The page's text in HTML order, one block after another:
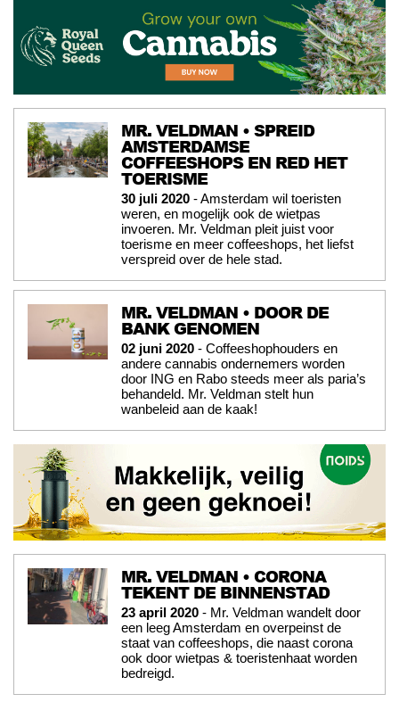
MR. VELDMAN • SPREID
AMSTERDAMSE
COFFEESHOPS EN RED HET
TOERISME
30 juli 2020 - Amsterdam wil toeristen
weren, en mogelijk ook de wietpas
invoeren. Mr. Veldman pleit juist voor
toerisme en meer coffeeshops, het liefst
verspreid over de hele stad.
MR. VELDMAN • DOOR DE
BANK GENOMEN
02 juni 2020 - Coffeeshophouders en
andere cannabis ondernemers worden
door ING en Rabo steeds meer als paria’s
behandeld. Mr. Veldman stelt hun
wanbeleid aan de kaak!
MR. VELDMAN • CORONA
TEKENT DE BINNENSTAD
23 april 2020 - Mr. Veldman wandelt door
een leeg Amsterdam en overpeinst de
staat van coffeeshops, die naast corona
ook door wietpas & toeristenhaat worden
bedreigd.